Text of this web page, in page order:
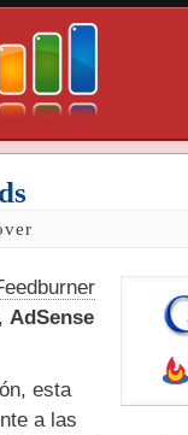
AdSense
esta
a las